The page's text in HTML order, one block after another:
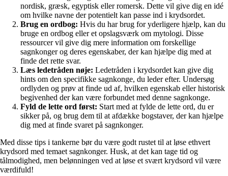
nordisk, græsk, egyptisk eller romersk. Dette vil give dig en idé
om hvilke navne der potentielt kan passe ind i krydsordet.
Brug en ordbog: Hvis du har brug for yderligere hjælp, kan du
bruge en ordbog eller et opslagsværk om mytologi. Disse
ressourcer vil give dig mere information om forskellige
sagnkonger og deres egenskaber, der kan hjælpe dig med at
finde det rette svar.
Læs ledetråden nøje: Ledetråden i krydsordet kan give dig
hints om den specifikke sagnkonge, du leder efter. Undersøg
ordlyden og prøv at finde ud af, hvilken egenskab eller historisk
begivenhed der kan være forbundet med denne sagnkonge.
Fyld de lette ord først: Start med at fylde de lette ord, du er
sikker på, og brug dem til at afdække bogstaver, der kan hjælpe
dig med at finde svaret på sagnkonger.
Med disse tips i tankerne bør du være godt rustet til at løse ethvert
krydsord med temaet sagnkonger. Husk, at det kan tage tid og
tålmodighed, men belønningen ved at løse et svært krydsord vil være
værdifuld!